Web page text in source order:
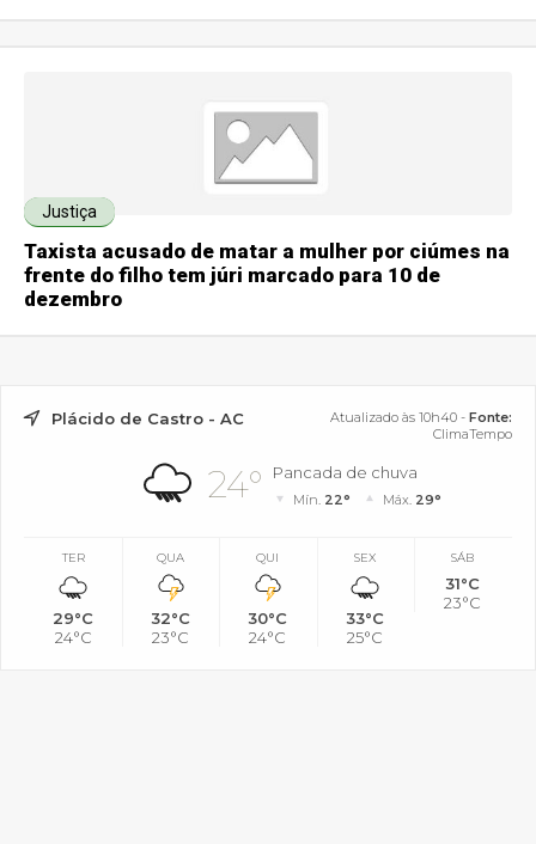
Justiça
Taxista acusado de matar a mulher por ciúmes na
frente do filho tem júri marcado para 10 de
dezembro
Plácido de Castro - AC Atualizado às 10h40 - Fonte:
ClimaTempo
24° Pancada de chuva
Mín. 22° Máx. 29°
TER
29°C
24°C
QUA
32°C
23°C
QUI
30°C
24°C
SEX
33°C
25°C
SÁB
31°C
23°C